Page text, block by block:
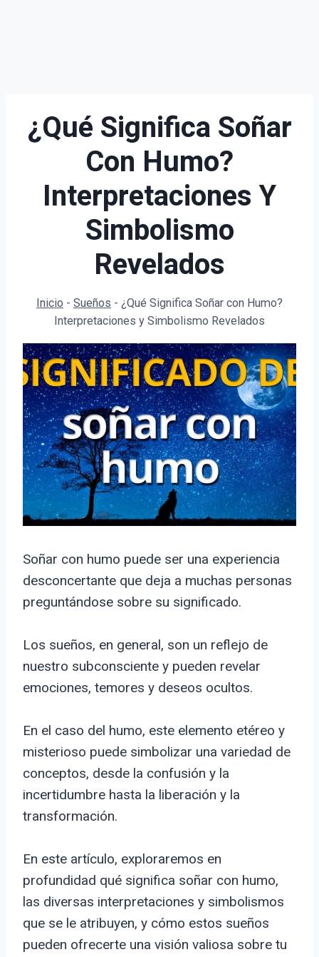
¿Qué Significa Soñar
Con Humo?
Interpretaciones Y
Simbolismo
Revelados
Inicio - Sueños - ¿Qué Significa Soñar con Humo?
Interpretaciones y Simbolismo Revelados
Soñar con humo puede ser una experiencia
desconcertante que deja a muchas personas
preguntándose sobre su significado.
Los sueños, en general, son un reflejo de
nuestro subconsciente y pueden revelar
emociones, temores y deseos ocultos.
En el caso del humo, este elemento etéreo y
misterioso puede simbolizar una variedad de
conceptos, desde la confusión y la
incertidumbre hasta la liberación y la
transformación.
En este artículo, exploraremos en
profundidad qué significa soñar con humo,
las diversas interpretaciones y simbolismos
que se le atribuyen, y cómo estos sueños
pueden ofrecerte una visión valiosa sobre tu